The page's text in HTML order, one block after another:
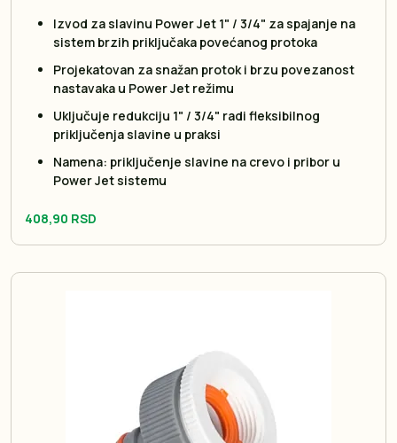
Izvod za slavinu Power Jet 1" / 3/4" za spajanje na
sistem brzih priključaka povećanog protoka
Projekatovan za snažan protok i brzu povezanost
nastavaka u Power Jet režimu
Uključuje redukciju 1" / 3/4" radi fleksibilnog
priključenja slavine u praksi
Namena: priključenje slavine na crevo i pribor u
Power Jet sistemu
408,90 RSD